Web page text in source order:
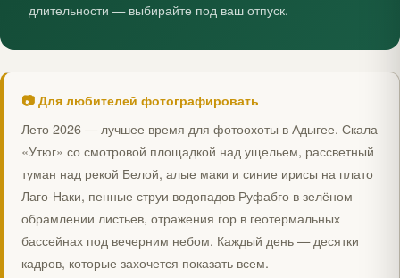
длительности — выбирайте под ваш отпуск.
📷 Для любителей фотографировать
Лето 2026 — лучшее время для фотоохоты в Адыгее. Скала
«Утюг» со смотровой площадкой над ущельем, рассветный
туман над рекой Белой, алые маки и синие ирисы на плато
Лаго-Наки, пенные струи водопадов Руфабго в зелёном
обрамлении листьев, отражения гор в геотермальных
бассейнах под вечерним небом. Каждый день — десятки
кадров, которые захочется показать всем.